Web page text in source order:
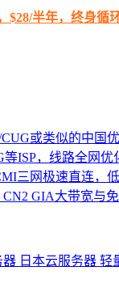
$28/半年，终身循
或类似的中国
ISP，线路全网优
三网极速直连，
GIA大带宽与
器 日本云服务器 轻